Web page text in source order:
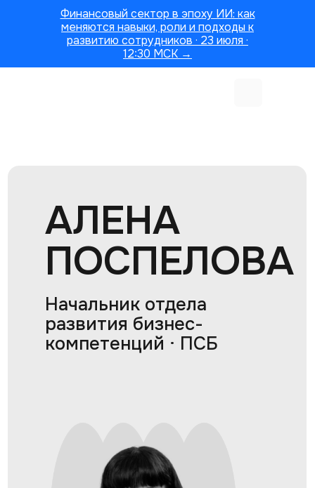
Финансовый сектор в эпоху ИИ: как
меняются навыки, роли и подходы к
развитию сотрудников · 23 июля ·
12:30 МСК →
АЛЕНА
ПОСПЕЛОВА
Начальник отдела
развития бизнес-
компетенций · ПСБ